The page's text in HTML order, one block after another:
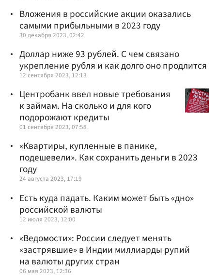
Вложения в российские акции оказались
самыми прибыльными в 2023 году
30 декабря 2023, 02:42
Доллар ниже 93 рублей. С чем связано
укрепление рубля и как долго оно продлится
12 сентября 2023, 12:13
Центробанк ввел новые требования
к займам. На сколько и для кого
подорожают кредиты
01 сентября 2023, 07:58
«Квартиры, купленные в панике,
подешевели». Как сохранить деньги в 2023
году
24 августа 2023, 17:19
Есть куда падать. Каким может быть «дно»
российской валюты
12 июля 2023, 12:00
«Ведомости»: России следует менять
«застрявшие» в Индии миллиарды рупий
на валюты других стран
06 мая 2023, 12:36